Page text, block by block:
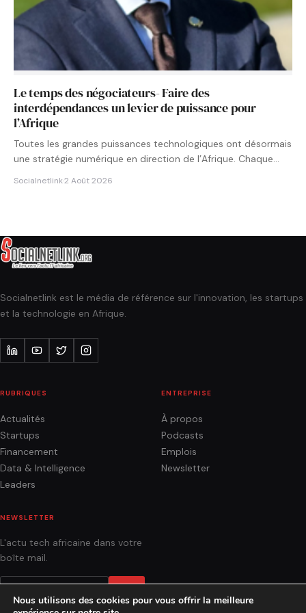
Le temps des négociateurs- Faire des
interdépendances un levier de puissance pour
l’Afrique
Toutes les grandes puissances technologiques ont désormais
une stratégie numérique en direction de l’Afrique. Chaque
Socialnetlink·2 Août 2026
Socialnetlink est le média de référence sur l'innovation, les startups
et la technologie en Afrique.
RUBRIQUES
Actualités
Startups
Financement
Data & Intelligence
Leaders
ENTREPRISE
À propos
Podcasts
Emplois
Newsletter
NEWSLETTER
L'actu tech africaine dans votre
boîte mail.
Nous utilisons des cookies pour vous offrir la meilleure